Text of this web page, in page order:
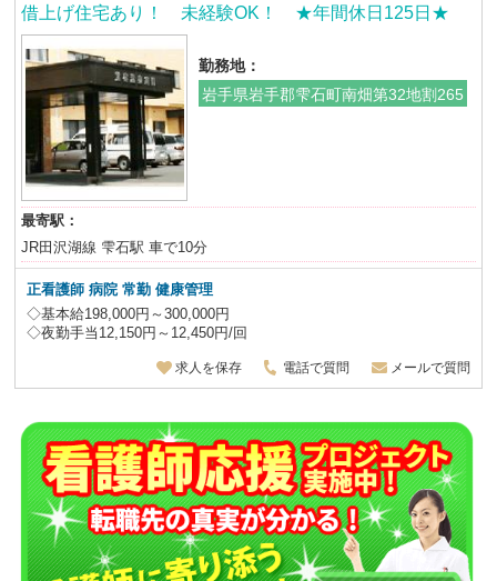
借上げ住宅あり！ 未経験OK！ ★年間休日125日★
勤務地：
岩手県岩手郡雫石町南畑第32地割265
最寄駅：
JR田沢湖線 雫石駅 車で10分
正看護師 病院 常勤 健康管理
◇基本給198,000円～300,000円
◇夜勤手当12,150円～12,450円/回
求人を保存 電話で質問 メールで質問